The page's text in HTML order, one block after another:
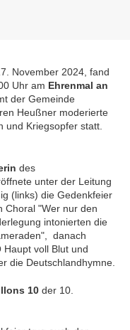
November 2024, fand
Uhr am Ehrenmal an
der Gemeinde
Heußner moderierte
und Kriegsopfer statt.
des
unter der Leitung
(links) die Gedenkfeier
Choral "Wer nur den
intonierten die
danach
Haupt voll Blut und
die Deutschlandhymne.
10 der 10.